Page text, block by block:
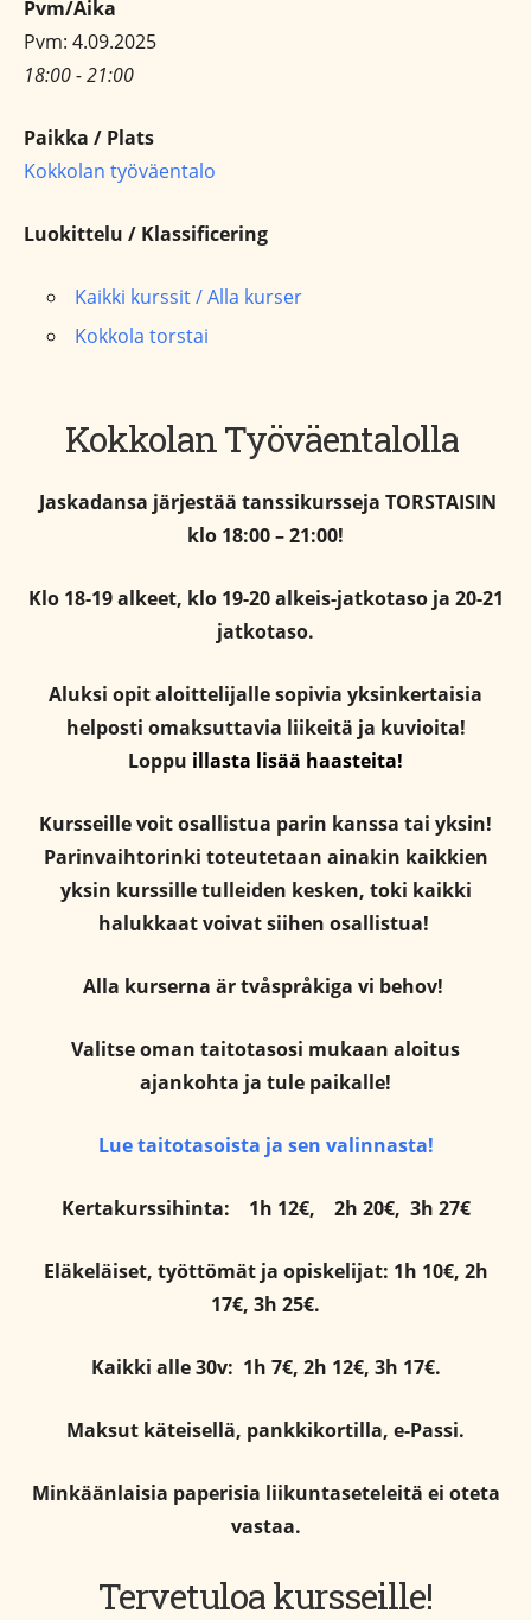
Pvm/Aika
Pvm: 4.09.2025
18:00 - 21:00
Paikka / Plats
Kokkolan työväentalo
Luokittelu / Klassificering
Kaikki kurssit / Alla kurser
Kokkola torstai
Kokkolan Työväentalolla
Jaskadansa järjestää tanssikursseja TORSTAISIN
klo 18:00 – 21:00!
Klo 18-19 alkeet, klo 19-20 alkeis-jatkotaso ja 20-21
jatkotaso.
Aluksi opit aloittelijalle sopivia yksinkertaisia
helposti omaksuttavia liikeitä ja kuvioita!
Loppu illasta lisää haasteita!
Kursseille voit osallistua parin kanssa tai yksin!
Parinvaihtorinki toteutetaan ainakin kaikkien
yksin kurssille tulleiden kesken, toki kaikki
halukkaat voivat siihen osallistua!
Alla kurserna är tvåspråkiga vi behov!
Valitse oman taitotasosi mukaan aloitus
ajankohta ja tule paikalle!
Lue taitotasoista ja sen valinnasta!
Kertakurssihinta: 1h 12€, 2h 20€, 3h 27€
Eläkeläiset, työttömät ja opiskelijat: 1h 10€, 2h
17€, 3h 25€.
Kaikki alle 30v: 1h 7€, 2h 12€, 3h 17€.
Maksut käteisellä, pankkikortilla, e-Passi.
Minkäänlaisia paperisia liikuntaseteleitä ei oteta
vastaa.
Tervetuloa kursseille!